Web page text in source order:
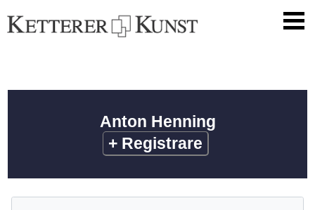
Anton Henning
+ Registrare